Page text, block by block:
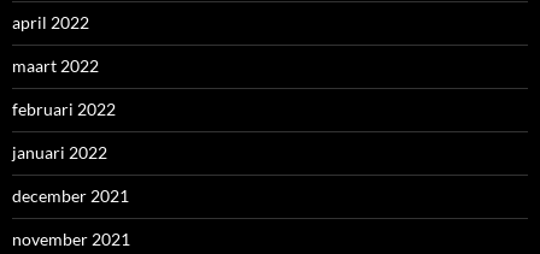
april 2022
maart 2022
februari 2022
januari 2022
december 2021
november 2021